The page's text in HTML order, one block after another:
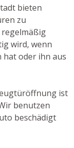
bieten
zu
regelmäßig
wird, wenn
hat oder ihn aus
ist
benutzen
beschädigt